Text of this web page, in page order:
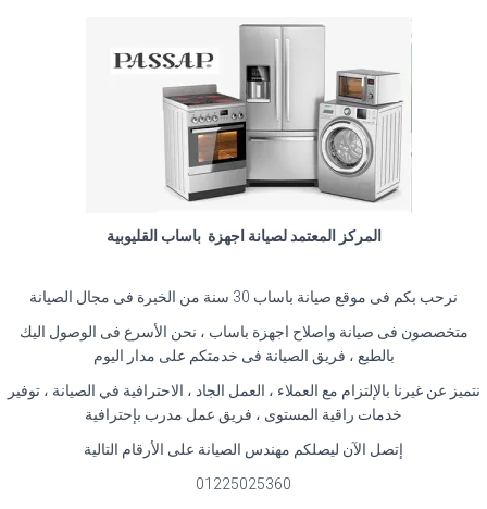
المركز المعتمد لصيانة اجهزة باساب القليوبية
نرحب بكم فى موقع صيانة باساب 30 سنة من الخبرة فى مجال الصيانة
متخصصون فى صيانة واصلاح اجهزة باساب ، نحن الأسرع فى الوصول اليك
بالطبع ، فريق الصيانة فى خدمتكم على مدار اليوم
نتميز عن غيرنا بالإلتزام مع العملاء ، العمل الجاد ، الاحترافية في الصيانة ، توفير
خدمات راقية المستوى ، فريق عمل مدرب بإحترافية
إتصل الآن ليصلكم مهندس الصيانة على الأرقام التالية
01225025360